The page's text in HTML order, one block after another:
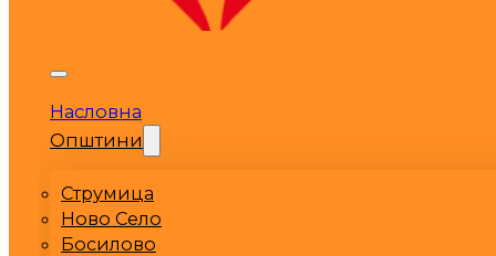
Насловна
Општини
Струмица
Ново Село
Босилово